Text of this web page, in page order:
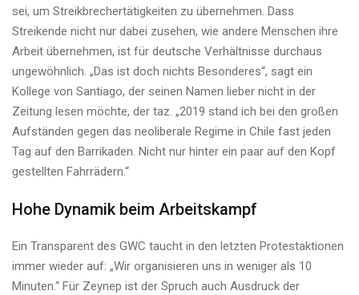
sei, um Streikbrechertätigkeiten zu übernehmen. Dass
Streikende nicht nur dabei zusehen, wie andere Menschen ihre
Arbeit übernehmen, ist für deutsche Verhältnisse durchaus
ungewöhnlich. „Das ist doch nichts Besonderes“, sagt ein
Kollege von Santiago, der seinen Namen lieber nicht in der
Zeitung lesen möchte, der taz. „2019 stand ich bei den großen
Aufständen gegen das neoliberale Regime in Chile fast jeden
Tag auf den Barrikaden. Nicht nur hinter ein paar auf den Kopf
gestellten Fahrrädern.“
Hohe Dynamik beim Arbeitskampf
Ein Transparent des GWC taucht in den letzten Protestaktionen
immer wieder auf: „Wir organisieren uns in weniger als 10
Minuten.“ Für Zeynep ist der Spruch auch Ausdruck der